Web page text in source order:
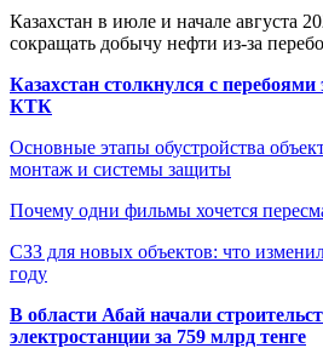
Казахстан в июле и начале августа
сокращать добычу нефти из-за
Казахстан столкнулся с перебоями
КТК
Основные этапы обустройства
монтаж и системы защиты
Почему одни фильмы хочется
СЗЗ для новых объектов: что
году
В области Абай начали
электростанции за 759 млрд тенге